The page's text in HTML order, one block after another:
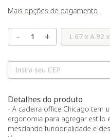
Mais opções de pagamento
- + Selecione o Tamanho
Detalhes do produto
- A cadeira office Chicago tem
ergonomia para agregar estilo
mesclando funcionalidade e